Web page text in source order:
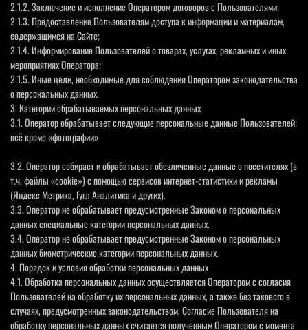
2.1.2. Заключение и исполнение Оператором договоров с Пользователями;
2.1.3. Предоставление Пользователям доступа к информации и материалам,
содержащимся на Сайте;
2.1.4. Информирование Пользователей о товарах, услугах, рекламных и иных
мероприятиях Оператора;
2.1.5. Иные цели, необходимые для соблюдения Оператором законодательства
о персональных данных.
3. Категории обрабатываемых персональных данных
3.1. Оператор обрабатывает следующие персональные данные Пользователей:
всё кроме «фотографии»
3.2. Оператор собирает и обрабатывает обезличенные данные о посетителях (в
т.ч. файлы «cookie») с помощью сервисов интернет-статистики и рекламы
(Яндекс Метрика, Гугл Аналитика и других).
3.3. Оператор не обрабатывает предусмотренные Законом о персональных
данных специальные категории персональных данных.
3.4. Оператор не обрабатывает предусмотренные Законом о персональных
данных биометрические категории персональных данных.
4. Порядок и условия обработки персональных данных
4.1. Обработка персональных данных осуществляется Оператором с согласия
Пользователей на обработку их персональных данных, а также без такового в
случаях, предусмотренных законодательством. Согласие Пользователя на
обработку персональных данных считается полученным Оператором с момента